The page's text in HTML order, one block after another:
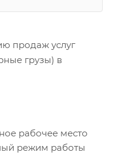
продаж услуг
грузы) в
рабочее место
режим работы